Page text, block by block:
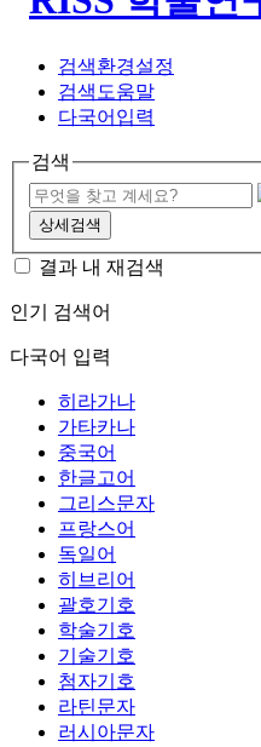
검색환경설정
검색도움말
다국어입력
검색
상세검색
결과 내 재검색
인기 검색어
다국어 입력
히라가나
가타카나
중국어
한글고어
그리스문자
프랑스어
독일어
히브리어
괄호기호
학술기호
기술기호
첨자기호
라틴문자
러시아문자